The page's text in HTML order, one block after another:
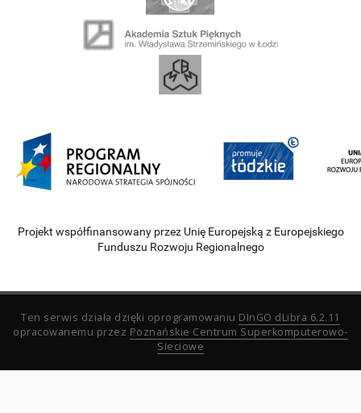
Projekt współfinansowany przez Unię Europejską z Europejskiego
Funduszu Rozwoju Regionalnego
Ten serwis działa dzięki oprogramowaniu DInGO dLibra 6.2.11
opracowanemu przez Poznańskie Centrum Superkomputerowo-
Sieciowe